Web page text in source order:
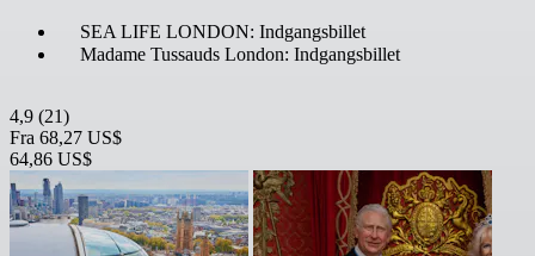
SEA LIFE LONDON: Indgangsbillet
Madame Tussauds London: Indgangsbillet
4,9 (21)
Fra 68,27 US$
64,86 US$